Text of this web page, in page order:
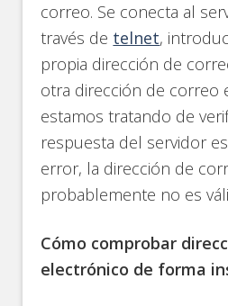
correo. Se conecta al
través de telnet,
propia dirección de
otra dirección de correo
estamos tratando de
respuesta del servidor
error, la dirección de
probablemente no es
Cómo comprobar
electrónico de forma